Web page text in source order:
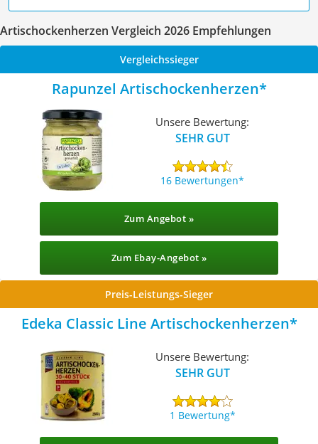
Artischockenherzen Vergleich 2026 Empfehlungen
Vergleichssieger
Rapunzel Artischockenherzen
Unsere Bewertung:
SEHR GUT
16 Bewertungen
Zum Angebot »
Zum Ebay-Angebot »
Preis-Leistungs-Sieger
Edeka Classic Line Artischockenherzen
Unsere Bewertung:
SEHR GUT
1 Bewertung